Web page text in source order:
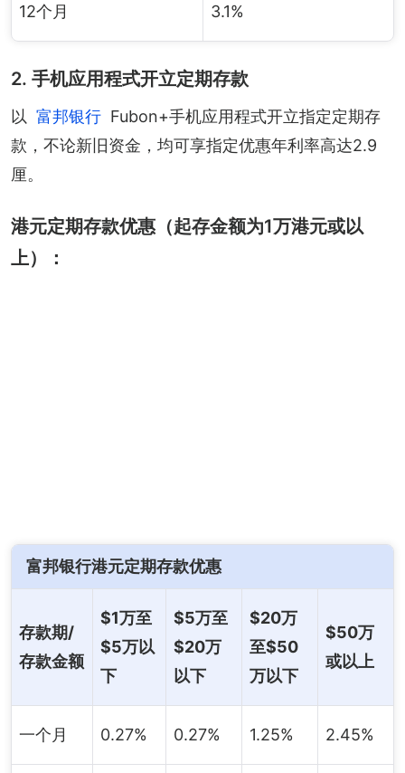
12个月 3.1%
2. 手机应用程式开立定期存款
以 富邦银行 Fubon+手机应用程式开立指定定期存
款，不论新旧资金，均可享指定优惠年利率高达2.9
厘。
港元定期存款优惠（起存金额为1万港元或以
上）：
富邦银行港元定期存款优惠
存款期/
存款金额
$1万至
$5万以
下
$5万至
$20万
以下
$20万
至$50
万以下
$50万
或以上
一个月 0.27% 0.27% 1.25% 2.45%